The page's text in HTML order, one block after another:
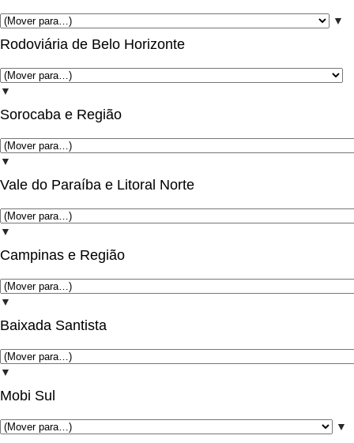
▼
Rodoviária de Belo Horizonte
▼
Sorocaba e Região
▼
Vale do Paraíba e Litoral Norte
▼
Campinas e Região
▼
Baixada Santista
▼
Mobi Sul
▼